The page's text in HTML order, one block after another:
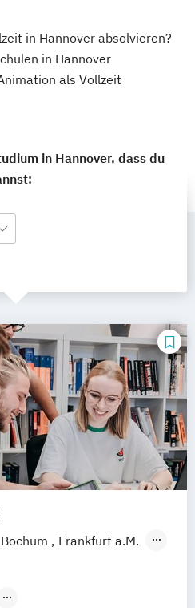
in Hannover absolvieren?
in Hannover
als Vollzeit
in Hannover, dass du
Bochum
Frankfurt a.M.